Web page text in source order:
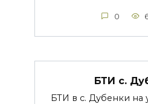
0
БТИ с.
БТИ в с. Дубенки на